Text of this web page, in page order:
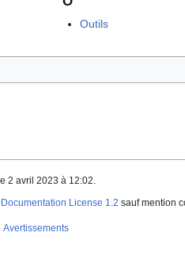
Outils
2 avril 2023 à 12:02.
License 1.2 sauf mention
Avertissements